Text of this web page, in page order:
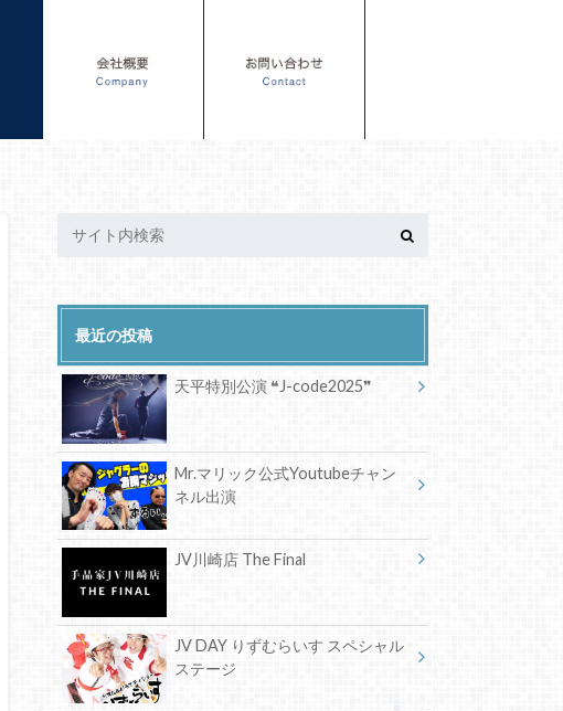
最近の投稿
天平特別公演 ❝J-code2025❞
Mr.マリック公式Youtubeチャン
ネル出演
JV川崎店 The Final
JV DAY りずむらいす スペシャル
ステージ